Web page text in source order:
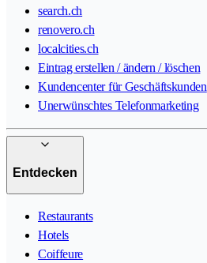
search.ch
renovero.ch
localcities.ch
Eintrag erstellen / ändern / löschen
Kundencenter für Geschäftskunden
Unerwünschtes Telefonmarketing
Entdecken
Restaurants
Hotels
Coiffeure